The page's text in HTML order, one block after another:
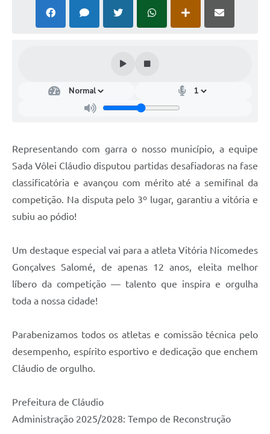
Representando com garra o nosso município, a equipe
Sada Vôlei Cláudio disputou partidas desafiadoras na fase
classificatória e avançou com mérito até a semifinal da
competição. Na disputa pelo 3º lugar, garantiu a vitória e
subiu ao pódio!
Um destaque especial vai para a atleta Vitória Nicomedes
Gonçalves Salomé, de apenas 12 anos, eleita melhor
líbero da competição — talento que inspira e orgulha
toda a nossa cidade!
Parabenizamos todos os atletas e comissão técnica pelo
desempenho, espírito esportivo e dedicação que enchem
Cláudio de orgulho.
Prefeitura de Cláudio
Administração 2025/2028: Tempo de Reconstrução